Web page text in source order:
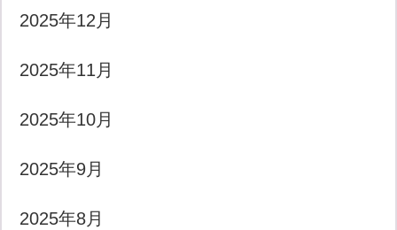
2025年12月
2025年11月
2025年10月
2025年9月
2025年8月